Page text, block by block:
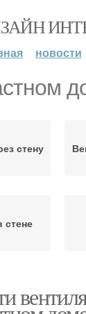
новости
стену
стене